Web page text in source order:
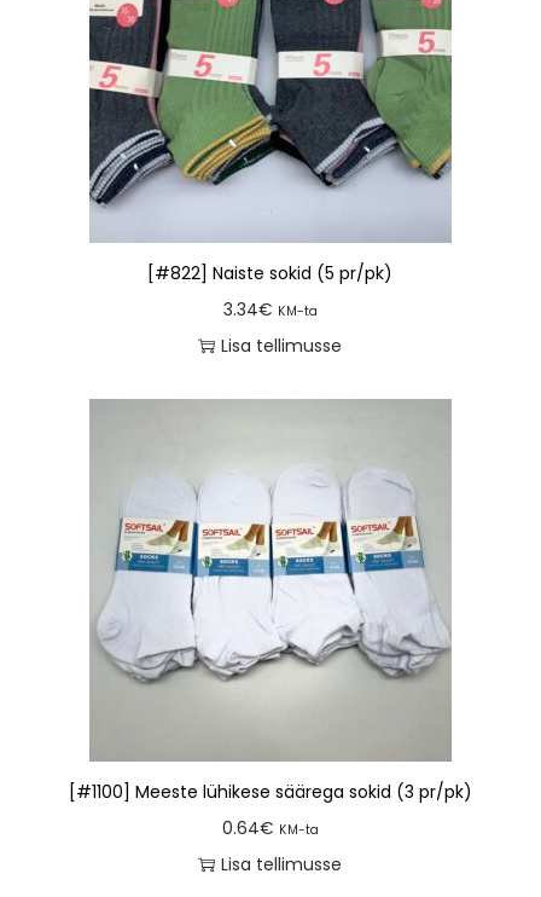
[#822] Naiste sokid (5 pr/pk)
3.34€ KM-ta
Lisa tellimusse
[#1100] Meeste lühikese säärega sokid (3 pr/pk)
0.64€ KM-ta
Lisa tellimusse